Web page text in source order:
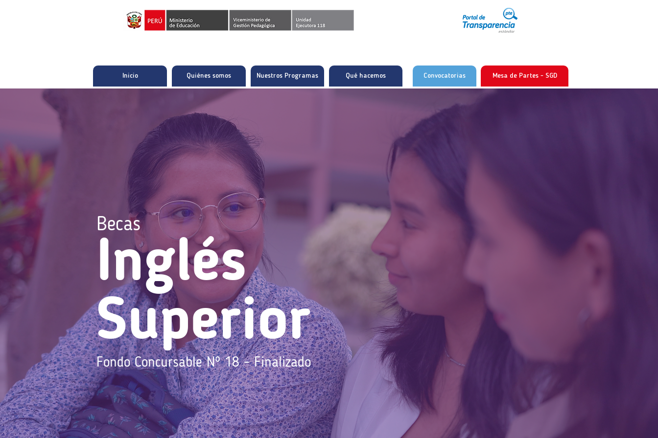
Inicio Quiénes somos Nuestros Programas Qué hacemos Convocatorias Mesa de Partes - SGD
Becas
Inglés
Superior
Fondo Concursable Nº 18 - Finalizado